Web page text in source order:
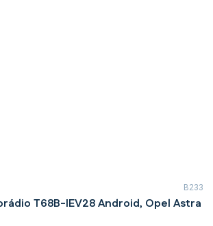
T68B-IEV28 Android, Opel Astra
B233